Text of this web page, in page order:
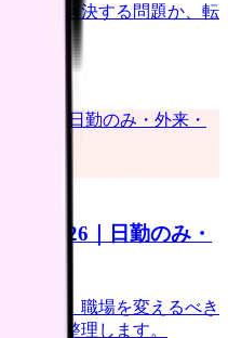
異動で解決する問題か、転
断 2026｜日勤のみ・
問題か、職場を変えるべき
意点を整理します。